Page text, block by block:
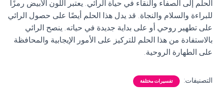
الحلم إلى الصفاء والنقاء في حياة الرائي. يعتبر اللون الأبيض رمزًا
للبراءة والسلام والنجاة. قد يدل هذا الحلم أيضًا على حصول الرائي
على تطهير روحي أو على بداية جديدة في حياته. ينصح الرائي
بالاستفادة من هذا الحلم للتركيز على الأمور الإيجابية والمحافظة
على الطهارة الروحية.
التصنيفات: تفسيرات مختلفة